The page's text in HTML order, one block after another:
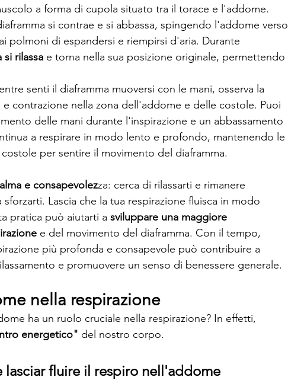
a forma di cupola situato tra il torace e l'addome.
si contrae e si abbassa, spingendo l'addome verso
polmoni di espandersi e riempirsi d'aria. Durante
si rilassa e torna nella sua posizione originale, permettendo
senti il diaframma muoversi con le mani, osserva la
e contrazione nella zona dell'addome e delle costole. Puoi
delle mani durante l'inspirazione e un abbassamento
a respirare in modo lento e profondo, mantenendo le
per sentire il movimento del diaframma.
e consapevolezza: cerca di rilassarti e rimanere
Lascia che la tua respirazione fluisca in modo
pratica può aiutarti a sviluppare una maggiore
e del movimento del diaframma. Con il tempo,
più profonda e consapevole può contribuire a
e promuovere un senso di benessere generale.
nella respirazione
ha un ruolo cruciale nella respirazione? In effetti,
energetico" del nostro corpo.
lasciar fluire il respiro nell'addome